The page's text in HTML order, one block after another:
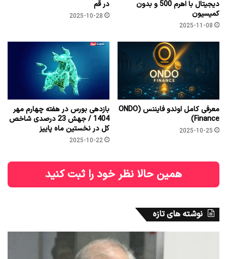
دیجیتال با اهرم 500 و بدون
کمیسیون
2025-11-08
در قم
2025-10-28
معرفی کامل اوندو فایننس (ONDO
Finance)
2025-10-25
بازدهی بورس در هفته چهارم مهر
1404 / جهش 23 درصدی شاخص
کل در نخستین ماه پاییز
2025-10-22
همین حالا نظر خود را ثبت کنید
نوشته های تازه